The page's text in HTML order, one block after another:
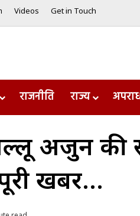
Videos Get in Touch
राजनीति राज्य
अर्जुन की
खबर…